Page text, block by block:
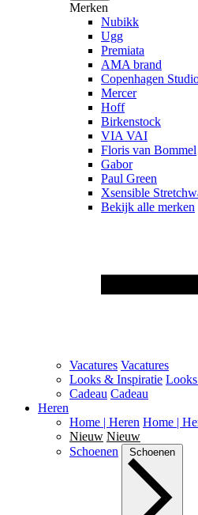
Merken
Nubikk
Ugg
Premiata
AMA brand
Copenhagen
Mercer
Hoff
Birkenstock
VIA VAI
Floris van Bommel
Gabor
Paul Green
Xsensible
Bekijk alle merken
Vacatures Vacatures
Looks & Inspiratie
Cadeau Cadeau
Heren
Home | Heren Home |
Nieuw Nieuw
Schoenen
Schoenen